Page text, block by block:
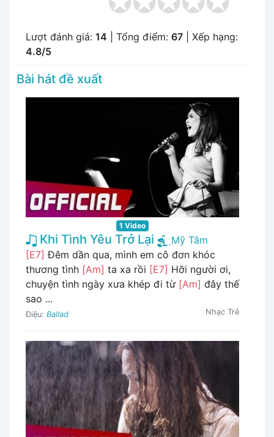
Lượt đánh giá: 14 | Tổng điểm: 67 | Xếp hạng:
4.8/5
Bài hát đề xuất
1 Video
Khi Tình Yêu Trở Lại
Mỹ Tâm
[E7] Đêm dần qua, mình em cô đơn khóc
thương tình [Am] ta xa rồi [E7] Hỡi người ơi,
chuyện tình ngày xưa khép đi từ [Am] đây thế
sao ...
Điệu: Ballad Nhạc Trẻ